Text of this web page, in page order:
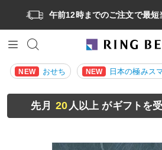
午前12時までのご注文で最短
NEW おせち NEW 日本の極みス
先月 20 人以上 がギフトを